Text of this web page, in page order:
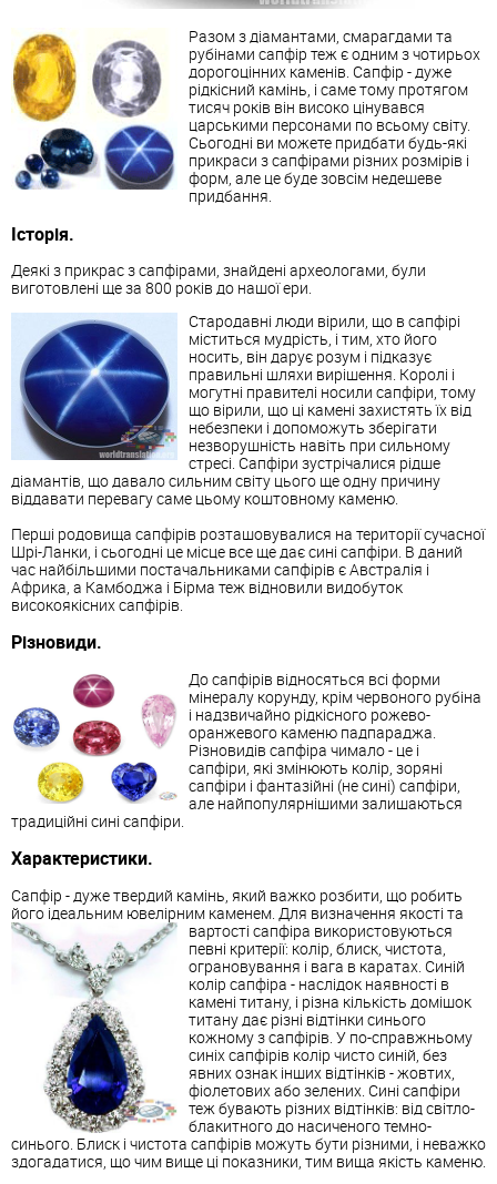
Разом з діамантами, смарагдами та
рубінами сапфір теж є одним з чотирьох
дорогоцінних каменів. Сапфір - дуже
рідкісний камінь, і саме тому протягом
тисяч років він високо цінувався
царськими персонами по всьому світу.
Сьогодні ви можете придбати будь-які
прикраси з сапфірами різних розмірів і
форм, але це буде зовсім недешеве
придбання.
Історія.
Деякі з прикрас з сапфірами, знайдені археологами, були
виготовлені ще за 800 років до нашої ери.
Стародавні люди вірили, що в сапфірі
міститься мудрість, і тим, хто його
носить, він дарує розум і підказує
правильні шляхи вирішення. Королі і
могутні правителі носили сапфіри, тому
що вірили, що ці камені захистять їх від
небезпеки і допоможуть зберігати
незворушність навіть при сильному
стресі. Сапфіри зустрічалися рідше
діамантів, що давало сильним світу цього ще одну причину
віддавати перевагу саме цьому коштовному каменю.
Перші родовища сапфірів розташовувалися на території сучасної
Шрі-Ланки, і сьогодні це місце все ще дає сині сапфіри. В даний
час найбільшими постачальниками сапфірів є Австралія і
Африка, а Камбоджа і Бірма теж відновили видобуток
високоякісних сапфірів.
Різновиди.
До сапфірів відносяться всі форми
мінералу корунду, крім червоного рубіна
і надзвичайно рідкісного рожево-
оранжевого каменю падпараджа.
Різновидів сапфіра чимало - це і
сапфіри, які змінюють колір, зоряні
сапфіри і фантазійні (не сині) сапфіри,
але найпопулярнішими залишаються
традиційні сині сапфіри.
Характеристики.
Сапфір - дуже твердий камінь, який важко розбити, що робить
його ідеальним ювелірним каменем. Для визначення якості та
вартості сапфіра використовуються
певні критерії: колір, блиск, чистота,
ограновування і вага в каратах. Синій
колір сапфіра - наслідок наявності в
камені титану, і різна кількість домішок
титану дає різні відтінки синього
кожному з сапфірів. У по-справжньому
синіх сапфірів колір чисто синій, без
явних ознак інших відтінків - жовтих,
фіолетових або зелених. Сині сапфіри
теж бувають різних відтінків: від світло-
блакитного до насиченого темно-
синього. Блиск і чистота сапфірів можуть бути різними, і неважко
здогадатися, що чим вище ці показники, тим вища якість каменю.